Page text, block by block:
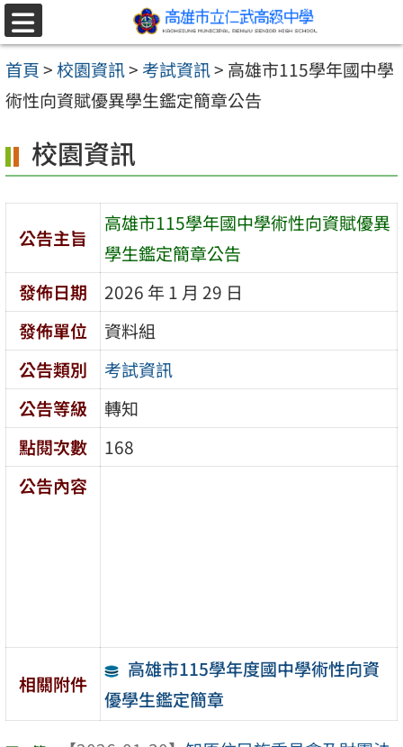
跳至主要內容區
選
單
首頁>校園資訊> 考試資訊> 高雄市115學年國中學
術性向資賦優異學生鑑定簡章公告
校園資訊
公告主旨
高雄市115學年國中學術性向資賦優異
學生鑑定簡章公告
發佈日期
2026 年 1 月 29 日
發佈單位
資料組
公告類別
考試資訊
公告等級
轉知
點閱次數
168
公告內容
相關附件
高雄市115學年度國中學術性向資
優學生鑑定簡章